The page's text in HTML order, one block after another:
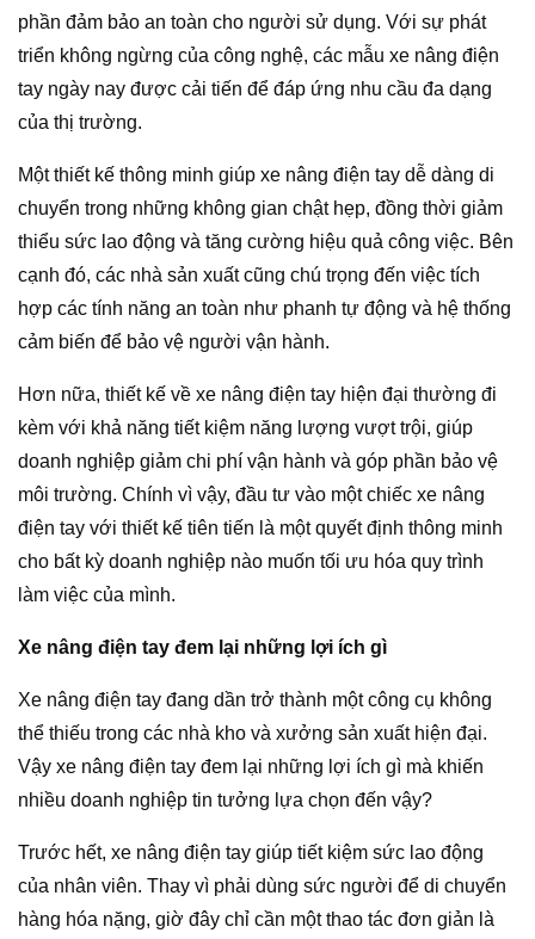
phần đảm bảo an toàn cho người sử dụng. Với sự phát
triển không ngừng của công nghệ, các mẫu xe nâng điện
tay ngày nay được cải tiến để đáp ứng nhu cầu đa dạng
của thị trường.
Một thiết kế thông minh giúp xe nâng điện tay dễ dàng di
chuyển trong những không gian chật hẹp, đồng thời giảm
thiểu sức lao động và tăng cường hiệu quả công việc. Bên
cạnh đó, các nhà sản xuất cũng chú trọng đến việc tích
hợp các tính năng an toàn như phanh tự động và hệ thống
cảm biến để bảo vệ người vận hành.
Hơn nữa, thiết kế về xe nâng điện tay hiện đại thường đi
kèm với khả năng tiết kiệm năng lượng vượt trội, giúp
doanh nghiệp giảm chi phí vận hành và góp phần bảo vệ
môi trường. Chính vì vậy, đầu tư vào một chiếc xe nâng
điện tay với thiết kế tiên tiến là một quyết định thông minh
cho bất kỳ doanh nghiệp nào muốn tối ưu hóa quy trình
làm việc của mình.
Xe nâng điện tay đem lại những lợi ích gì
Xe nâng điện tay đang dần trở thành một công cụ không
thể thiếu trong các nhà kho và xưởng sản xuất hiện đại.
Vậy xe nâng điện tay đem lại những lợi ích gì mà khiến
nhiều doanh nghiệp tin tưởng lựa chọn đến vậy?
Trước hết, xe nâng điện tay giúp tiết kiệm sức lao động
của nhân viên. Thay vì phải dùng sức người để di chuyển
hàng hóa nặng, giờ đây chỉ cần một thao tác đơn giản là